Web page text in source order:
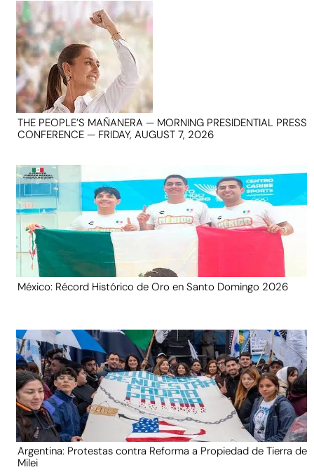
THE PEOPLE’S MAÑANERA — MORNING PRESIDENTIAL PRESS
CONFERENCE — FRIDAY, AUGUST 7, 2026
México: Récord Histórico de Oro en Santo Domingo 2026
Argentina: Protestas contra Reforma a Propiedad de Tierra de
Milei